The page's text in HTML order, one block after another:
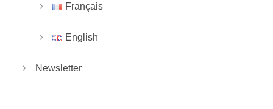
Français
English
Newsletter